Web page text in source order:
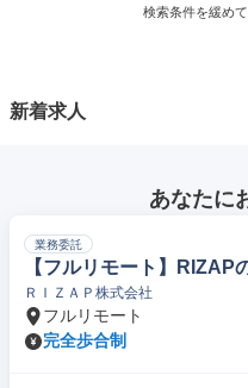
検索条件を緩め
新着求人
あなたに
業務委託
【フルリモート】RIZAP
ＲＩＺＡＰ株式会社
フルリモート
完全歩合制